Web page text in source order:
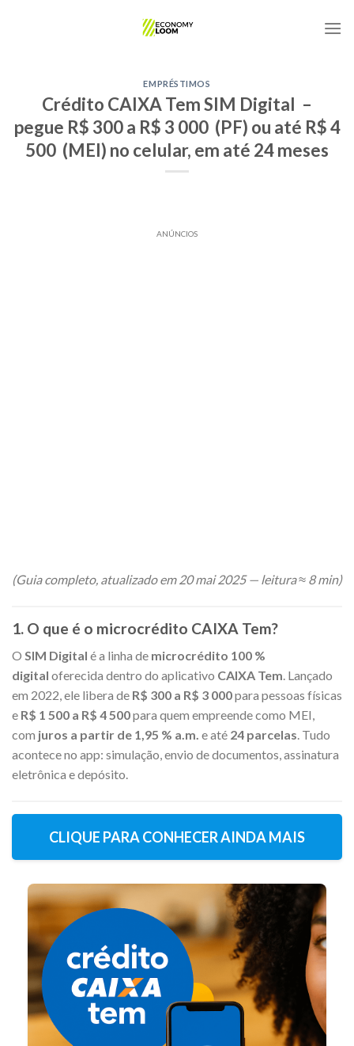
EMPRÉSTIMOS
Crédito CAIXA Tem SIM Digital –
pegue R$ 300 a R$ 3 000 (PF) ou até R$ 4
500 (MEI) no celular, em até 24 meses
ANÚNCIOS
(Guia completo, atualizado em 20 mai 2025 — leitura ≈ 8 min)
1. O que é o microcrédito CAIXA Tem?
O SIM Digital é a linha de microcrédito 100 %
digital oferecida dentro do aplicativo CAIXA Tem. Lançado
em 2022, ele libera de R$ 300 a R$ 3 000para pessoas físicas
e R$ 1 500 a R$ 4 500para quem empreende como MEI,
com juros a partir de 1,95 % a.m. e até 24 parcelas. Tudo
acontece no app: simulação, envio de documentos, assinatura
eletrônica e depósito.
CLIQUE PARA CONHECER AINDA MAIS